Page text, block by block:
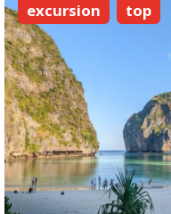
excursion top